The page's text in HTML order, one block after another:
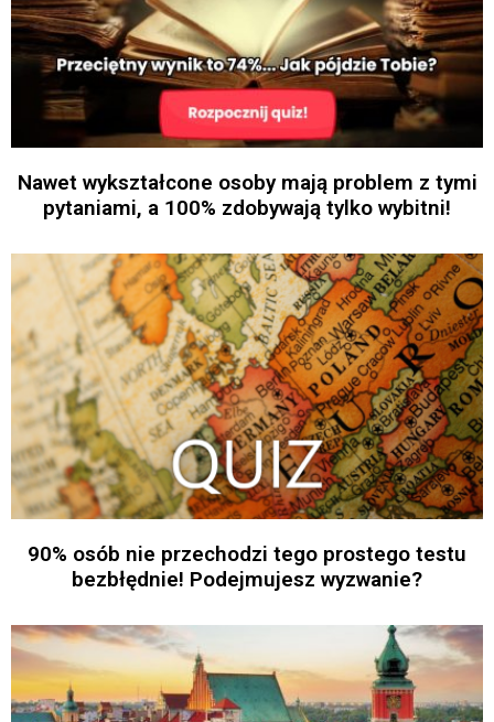
Nawet wykształcone osoby mają problem z tymi
pytaniami, a 100% zdobywają tylko wybitni!
90% osób nie przechodzi tego prostego testu
bezbłędnie! Podejmujesz wyzwanie?